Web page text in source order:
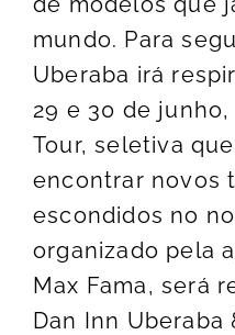
mundo. Para
Uberaba irá
29 e 30 de
Tour, seletiva
encontrar novos
escondidos no
organizado pela
Max Fama, será
Dan Inn Uberaba